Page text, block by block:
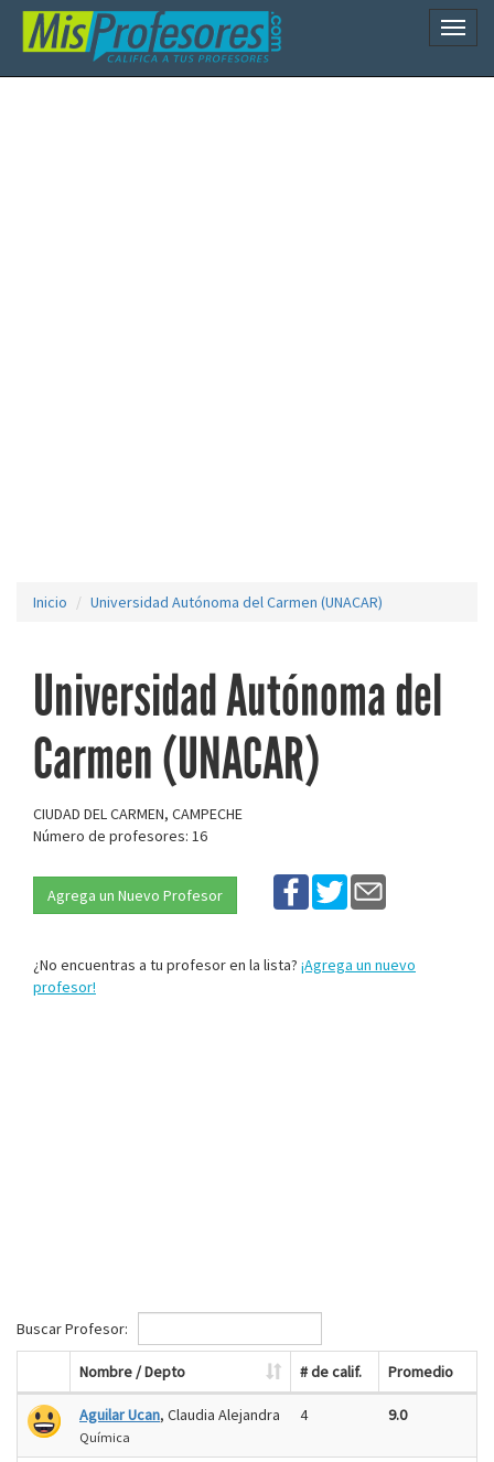
Inicio Universidad Autónoma del Carmen (UNACAR)
Universidad Autónoma del
Carmen (UNACAR)
CIUDAD DEL CARMEN, CAMPECHE
Número de profesores: 16
Agrega un Nuevo Profesor
¿No encuentras a tu profesor en la lista? ¡Agrega un nuevo
profesor!
Buscar Profesor:
Nombre / Depto # de calif. Promedio
Aguilar Ucan, Claudia Alejandra
Química
4 9.0